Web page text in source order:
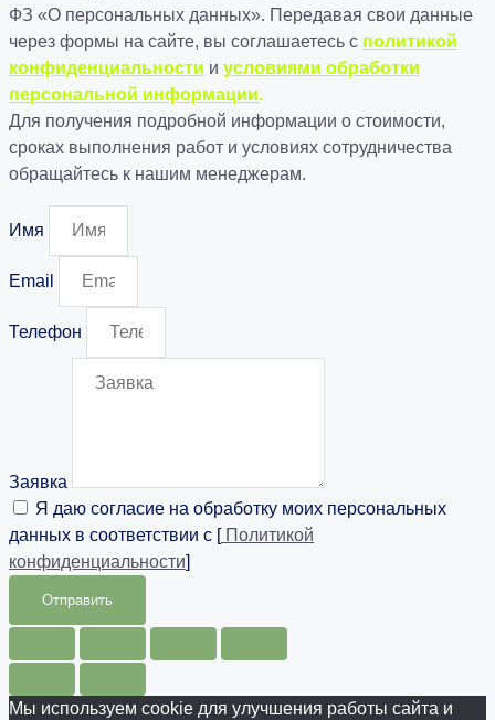
ФЗ «О персональных данных». Передавая свои данные
через формы на сайте, вы соглашаетесь с политикой
конфиденциальности и условиями обработки
персональной информации.
Для получения подробной информации о стоимости,
сроках выполнения работ и условиях сотрудничества
обращайтесь к нашим менеджерам.
Имя
Email
Телефон
Заявка
Я даю согласие на обработку моих персональных
данных в соответствии с [Политикой
конфиденциальности]
Отправить
Мы используем cookie для улучшения работы сайта и